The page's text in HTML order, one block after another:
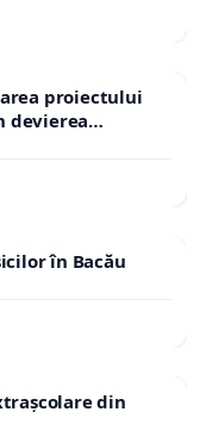
proiectului
devierea
în Bacău
din